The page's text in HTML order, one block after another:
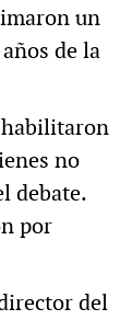
un
de la
habilitaron
no
debate.
por
del